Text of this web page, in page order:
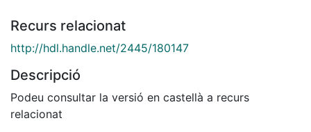
Recurs relacionat
http://hdl.handle.net/2445/180147
Descripció
Podeu consultar la versió en castellà a recurs
relacionat